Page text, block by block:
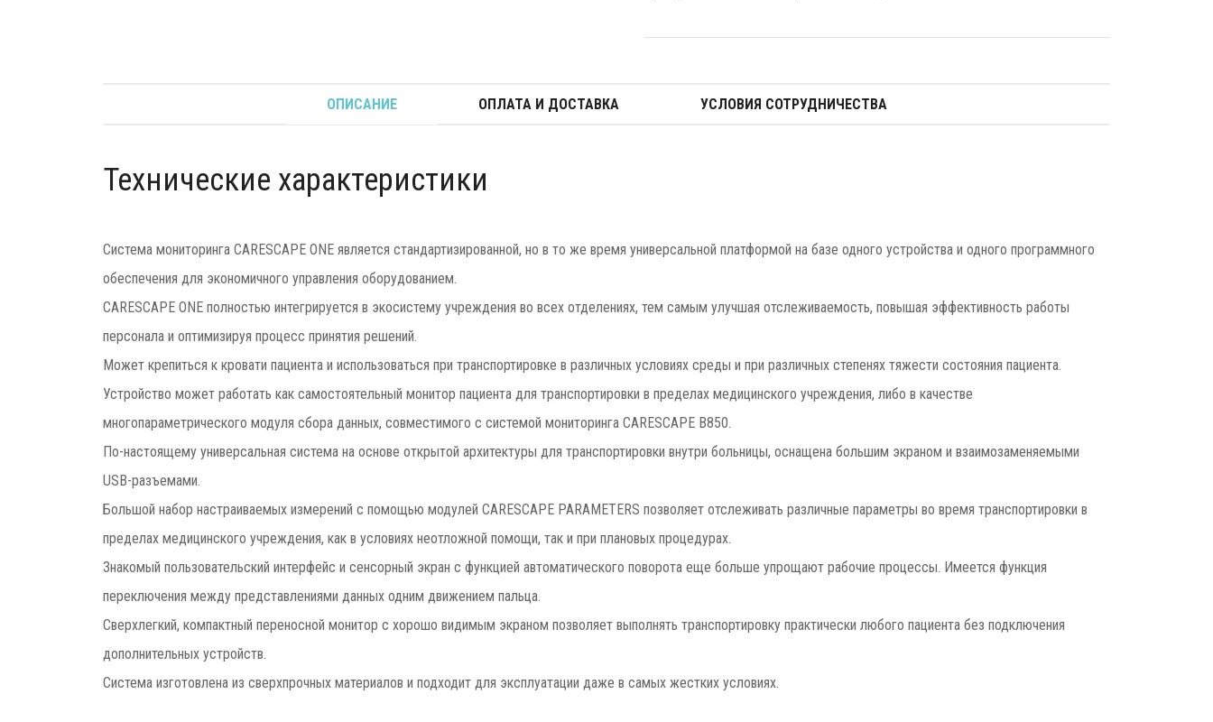
ОПИСАНИЕ ОПЛАТА И ДОСТАВКА УСЛОВИЯ СОТРУДНИЧЕСТВА
Технические характеристики
Система мониторинга CARESCAPE ONE является стандартизированной, но в то же время универсальной платформой на базе одного устройства и одного программного
обеспечения для экономичного управления оборудованием.
CARESCAPE ONE полностью интегрируется в экосистему учреждения во всех отделениях, тем самым улучшая отслеживаемость, повышая эффективность работы
персонала и оптимизируя процесс принятия решений.
Может крепиться к кровати пациента и использоваться при транспортировке в различных условиях среды и при различных степенях тяжести состояния пациента.
Устройство может работать как самостоятельный монитор пациента для транспортировки в пределах медицинского учреждения, либо в качестве
многопараметрического модуля сбора данных, совместимого с системой мониторинга CARESCAPE B850.
По-настоящему универсальная система на основе открытой архитектуры для транспортировки внутри больницы, оснащена большим экраном и взаимозаменяемыми
USB-разъемами.
Большой набор настраиваемых измерений с помощью модулей CARESCAPE PARAMETERS позволяет отслеживать различные параметры во время транспортировки в
пределах медицинского учреждения, как в условиях неотложной помощи, так и при плановых процедурах.
Знакомый пользовательский интерфейс и сенсорный экран с функцией автоматического поворота еще больше упрощают рабочие процессы. Имеется функция
переключения между представлениями данных одним движением пальца.
Сверхлегкий, компактный переносной монитор с хорошо видимым экраном позволяет выполнять транспортировку практически любого пациента без подключения
дополнительных устройств.
Система изготовлена из сверхпрочных материалов и подходит для эксплуатации даже в самых жестких условиях.